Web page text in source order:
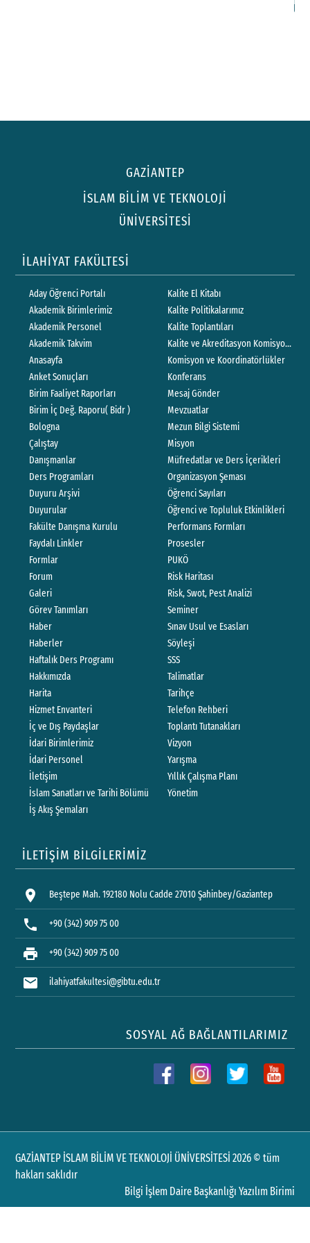
GAZİANTEP
İSLAM BİLİM VE TEKNOLOJİ
ÜNİVERSİTESİ
İLAHİYAT FAKÜLTESİ
Aday Öğrenci Portalı
Akademik Birimlerimiz
Akademik Personel
Akademik Takvim
Anasayfa
Anket Sonuçları
Birim Faaliyet Raporları
Birim İç Değ. Raporu( Bidr )
Bologna
Çalıştay
Danışmanlar
Ders Programları
Duyuru Arşivi
Duyurular
Fakülte Danışma Kurulu
Faydalı Linkler
Formlar
Forum
Galeri
Görev Tanımları
Haber
Haberler
Haftalık Ders Programı
Hakkımızda
Harita
Hizmet Envanteri
İç ve Dış Paydaşlar
İdari Birimlerimiz
İdari Personel
İletişim
İslam Sanatları ve Tarihi Bölümü
İş Akış Şemaları
Kalite El Kitabı
Kalite Politikalarımız
Kalite Toplantıları
Kalite ve Akreditasyon Komisyonları
Komisyon ve Koordinatörlükler
Konferans
Mesaj Gönder
Mevzuatlar
Mezun Bilgi Sistemi
Misyon
Müfredatlar ve Ders İçerikleri
Organizasyon Şeması
Öğrenci Sayıları
Öğrenci ve Topluluk Etkinlikleri
Performans Formları
Prosesler
PUKÖ
Risk Haritası
Risk, Swot, Pest Analizi
Seminer
Sınav Usul ve Esasları
Söyleşi
SSS
Talimatlar
Tarihçe
Telefon Rehberi
Toplantı Tutanakları
Vizyon
Yarışma
Yıllık Çalışma Planı
Yönetim
İLETİŞİM BİLGİLERİMİZ
location_on Beştepe Mah. 192180 Nolu Cadde 27010 Şahinbey/Gaziantep
phone +90 (342) 909 75 00
print +90 (342) 909 75 00
mail ilahiyatfakultesi@gibtu.edu.tr
SOSYAL AĞ BAĞLANTILARIMIZ
GAZİANTEP İSLAM BİLİM VE TEKNOLOJİ ÜNİVERSİTESİ 2026 © tüm
hakları saklıdır
Bilgi İşlem Daire Başkanlığı Yazılım Birimi